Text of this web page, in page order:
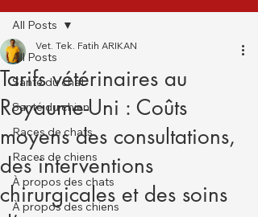
All Posts
Santé du chat
Santé du chien
Races de chats
Races de chiens
À propos des chats
À propos des chiens
All Posts
Tarifs vétérinaires au
Royaume-Uni : Coûts
moyens des consultations,
des interventions
chirurgicales et des soins
Vet. Tek. Fatih ARIKAN